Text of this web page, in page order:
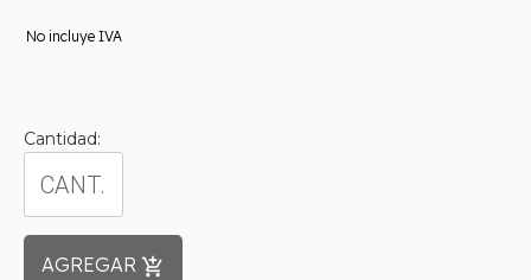
No incluye IVA
Cantidad:
AGREGAR add_shopping_cart